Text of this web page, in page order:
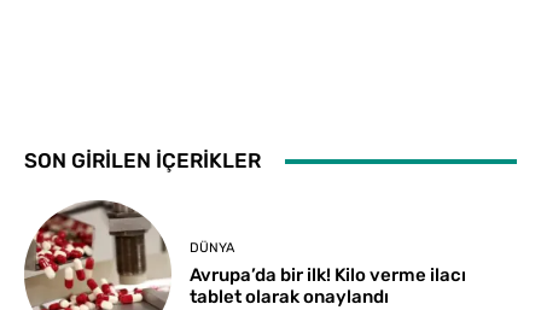
SON GİRİLEN İÇERİKLER
DÜNYA
Avrupa’da bir ilk! Kilo verme ilacı
tablet olarak onaylandı